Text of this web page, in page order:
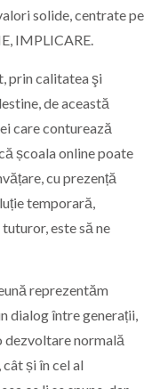
solide, centrate pe
IMPLICARE.
prin calitatea şi
de această
care conturează
școala online poate
cu prezență
temporară,
este să ne
reprezentăm
dialog între generații,
dezvoltare normală
și în cel al